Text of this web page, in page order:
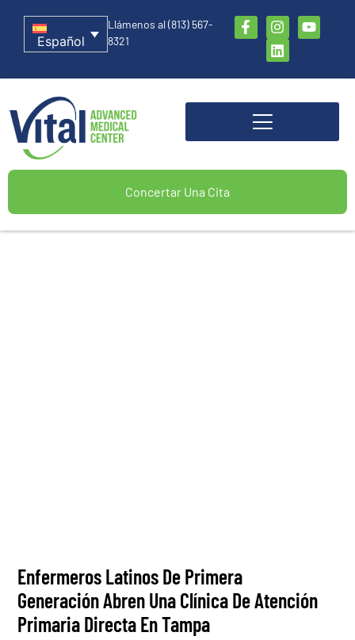
Español
Llámenos al (813) 567-
8321
Concertar Una Cita
Enfermeros Latinos De Primera
Generación Abren Una Clínica De Atención
Primaria Directa En Tampa